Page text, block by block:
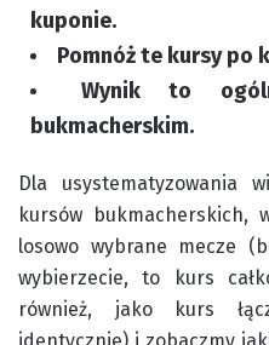
kuponie.
Pomnóż te kursy po
Wynik to
bukmacherskim.
Dla usystematyzowania
kursów bukmacherskich,
losowo wybrane mecze
wybierzecie, to kurs
również, jako kurs